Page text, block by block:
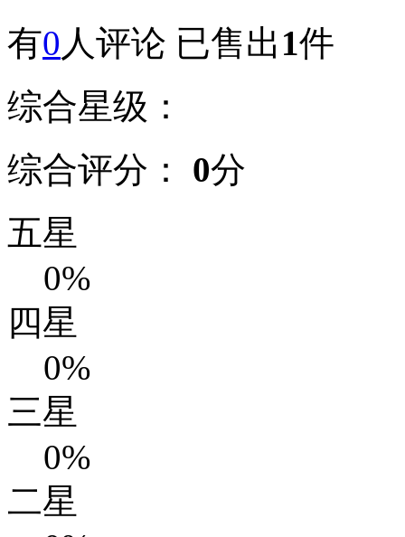
有0 人评论 已售出 1件
综合星级：
综合评分： 0分
五星
0%
四星
0%
三星
0%
二星